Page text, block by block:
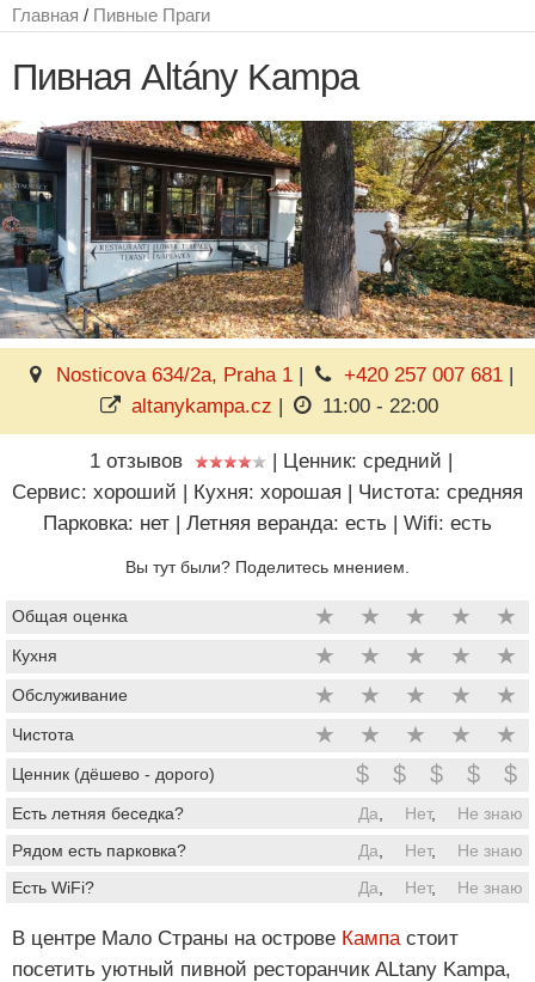
Главная / Пивные Праги
Пивная Altány Kampa
Nosticova 634/2a, Praha 1 | +420 257 007 681|
altanykampa.cz | 11:00 - 22:00
1 отзывов | Ценник: средний |
Сервис: хороший | Кухня: хорошая | Чистота: средняя
Парковка: нет | Летняя веранда: есть | Wifi: есть
Вы тут были? Поделитесь мнением.
Общая оценка ★ ★ ★ ★ ★
Кухня ★ ★ ★ ★ ★
Обслуживание ★ ★ ★ ★ ★
Чистота ★ ★ ★ ★ ★
Ценник (дёшево - дорого) $ $ $ $ $
Есть летняя беседка? Да Нет,
Не знаю
Рядом есть парковка?
Да Нет,
Не знаю
Есть WiFi?
Да Нет, Не знаю
В центре Мало Страны на острове Кампа стоит
посетить уютный пивной ресторанчик ALtany Kampa,